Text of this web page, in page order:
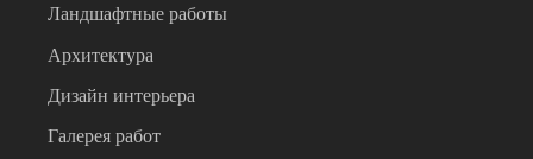
Ландшафтные работы
Архитектура
Дизайн интерьера
Галерея работ